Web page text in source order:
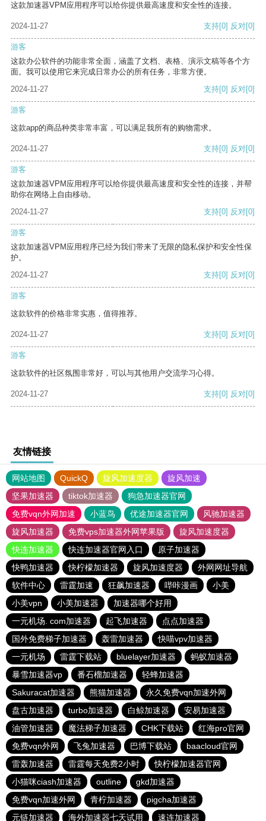
这款加速器VPM应用程序可以给你提供最高速度和安全性的连接。
2024-11-27 支持[0] 反对[0]
游客
这款办公软件的功能非常全面，涵盖了文档、表格、演示文稿等各个方
面。我可以使用它来完成日常办公的所有任务，非常方便。
2024-11-27
支持[0] 反对[0]
游客
这款app的商品种类非常丰富，可以满足我所有的购物需求。
2024-11-27 支持[0] 反对[0]
游客
这款加速器VPM应用程序可以给你提供最高速度和安全性的连接，并帮
助你在网络上自由移动。
2024-11-27
支持[0] 反对[0]
游客
这款加速器VPM应用程序已经为我们带来了无限的隐私保护和安全性保
护。
2024-11-27
支持[0] 反对[0]
游客
这款软件的价格非常实惠，值得推荐。
2024-11-27 支持[0] 反对[0]
游客
这款软件的社区氛围非常好，可以与其他用户交流学习心得。
2024-11-27 支持[0] 反对[0]
友情链接
网站地图 QuickQ 旋风加速度器
旋风加速
坚果加速器
tiktok加速器
狗急加速器官网
免费vqn外网加速
小蓝鸟 优途加速器官网
风驰加速器
旋风加速器
免费vps加速器外网苹果版
旋风加速度器
快连加速器
快连加速器官网入口
原子加速器
快鸭加速器
快柠檬加速器 旋风加速度器
外网网址导航
软件中心
雷霆加速 狂飙加速器 哔咔漫画
小美
小美vpn
小美加速器
加速器哪个好用
一元机场. com加速器
起飞加速器
点点加速器
国外免费梯子加速器
轰雷加速器
快喵vpv加速器
一元机场
雷霆下载站 bluelayer加速器
蚂蚁加速器
暴雪加速器vp
番石榴加速器
轻蜂加速器
Sakuracat加速器
熊猫加速器
永久免费vqn加速外网
盘古加速器
turbo加速器 白鲸加速器
安易加速器
油管加速器
魔法梯子加速器 CHK下载站
红海pro官网
免费vqn外网
飞兔加速器 巴博下载站
baacloud官网
雷轰加速器
雷霆每天免费2小时
快柠檬加速器官网
小猫咪ciash加速器
outline
gkd加速器
免费vqn加速外网
青柠加速器
pigcha加速器
元链加速器
海外加速器七天试用 速连加速器